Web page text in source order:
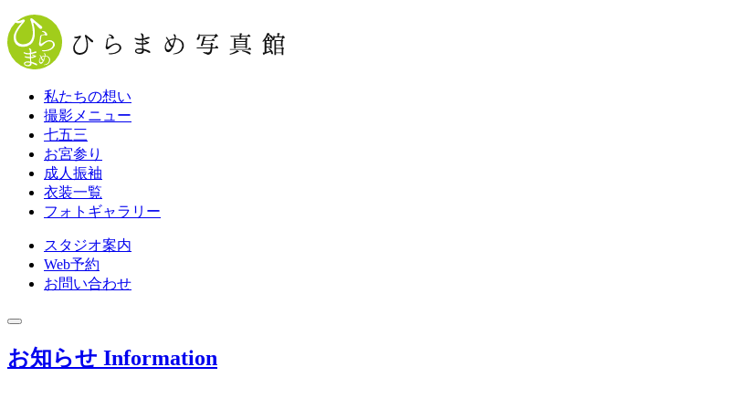
私たちの想い
撮影メニュー
七五三
お宮参り
成人振袖
衣装一覧
フォトギャラリー
スタジオ案内
Web予約
お問い合わせ
お知らせ Information